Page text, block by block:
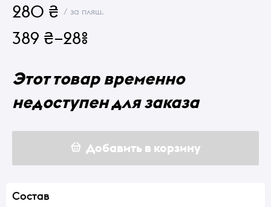
280 ₴ / за пляш.
389 ₴–28%
Этот товар временно
недоступен для заказа
Добавить в корзину
Состав